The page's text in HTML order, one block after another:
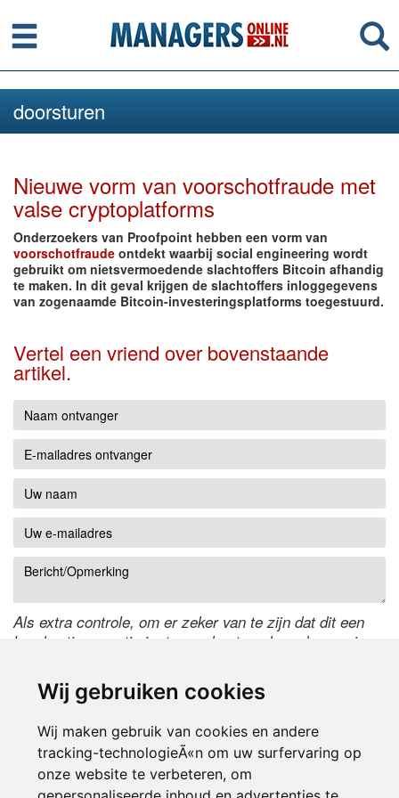
Wij gebruiken cookies
Wij maken gebruik van cookies en andere
tracking-technologieÃ«n om uw surfervaring op
onze website te verbeteren, om
Menu
doorsturen
Nieuwe vorm van voorschotfraude met
valse cryptoplatforms
Onderzoekers van Proofpoint hebben een vorm van
voorschotfraude ontdekt waarbij social engineering wordt
gebruikt om nietsvermoedende slachtoffers Bitcoin afhandig
te maken. In dit geval krijgen de slachtoffers inloggegevens
van zogenaamde Bitcoin-investeringsplatforms toegestuurd.
Vertel een vriend over bovenstaande
artikel.
Als extra controle, om er zeker van te zijn dat dit een
handmatige reactie is, typ onderstaande code over in
de code te wijzigen.